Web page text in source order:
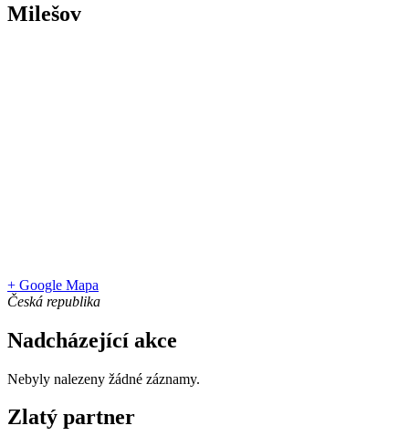
Milešov
+ Google Mapa
Česká republika
Nadcházející akce
Nebyly nalezeny žádné záznamy.
Zlatý partner